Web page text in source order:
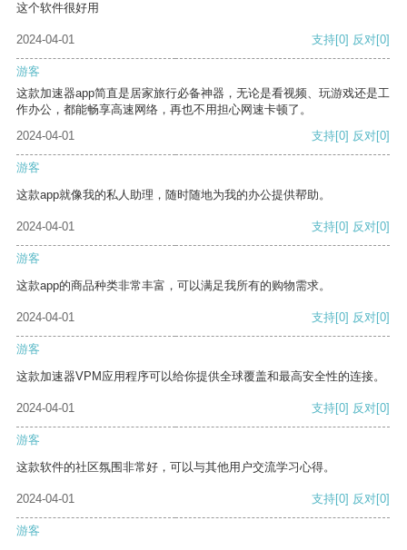
这个软件很好用
2024-04-01 支持[0] 反对[0]
游客
这款加速器app简直是居家旅行必备神器，无论是看视频、玩游戏还是工
作办公，都能畅享高速网络，再也不用担心网速卡顿了。
2024-04-01
支持[0] 反对[0]
游客
这款app就像我的私人助理，随时随地为我的办公提供帮助。
2024-04-01 支持[0] 反对[0]
游客
这款app的商品种类非常丰富，可以满足我所有的购物需求。
2024-04-01 支持[0] 反对[0]
游客
这款加速器VPM应用程序可以给你提供全球覆盖和最高安全性的连接。
2024-04-01 支持[0] 反对[0]
游客
这款软件的社区氛围非常好，可以与其他用户交流学习心得。
2024-04-01 支持[0] 反对[0]
游客